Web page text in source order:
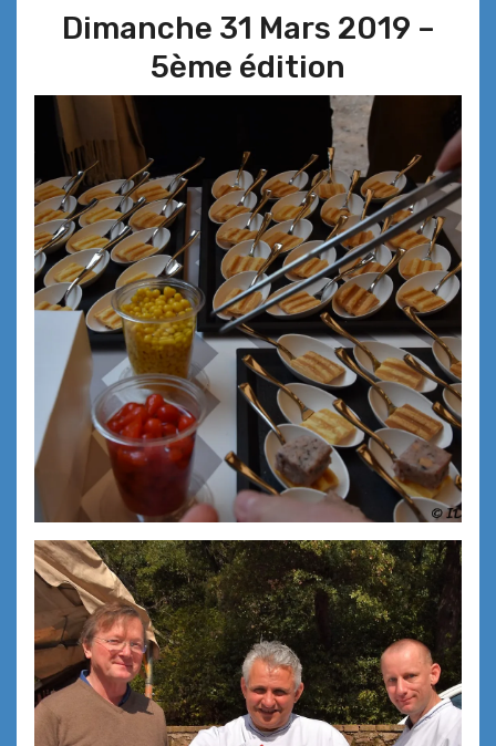
Dimanche 31 Mars 2019 –
5ème édition